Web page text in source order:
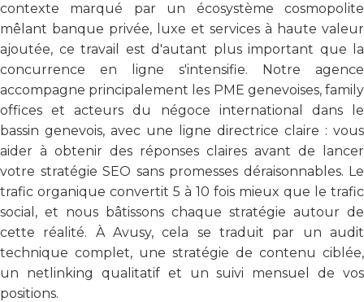
contexte marqué par un écosystème cosmopolite
mêlant banque privée, luxe et services à haute valeur
ajoutée, ce travail est d'autant plus important que la
concurrence en ligne s'intensifie. Notre agence
accompagne principalement les PME genevoises, family
offices et acteurs du négoce international dans le
bassin genevois, avec une ligne directrice claire : vous
aider à obtenir des réponses claires avant de lancer
votre stratégie SEO sans promesses déraisonnables. Le
trafic organique convertit 5 à 10 fois mieux que le trafic
social, et nous bâtissons chaque stratégie autour de
cette réalité. À Avusy, cela se traduit par un audit
technique complet, une stratégie de contenu ciblée,
un netlinking qualitatif et un suivi mensuel de vos
positions.